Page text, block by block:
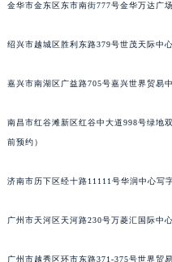
金华市金东区东市南街777号金华万达广
绍兴市越城区胜利东路379号世茂天际中
嘉兴市南湖区广益路705号嘉兴世界贸易
南昌市红谷滩新区红谷中大道998号绿地
前预约）
济南市历下区经十路11111号华润中心写
广州市天河区天河路230号万菱汇国际中
广州市越秀区环市东路371-375号世界贸